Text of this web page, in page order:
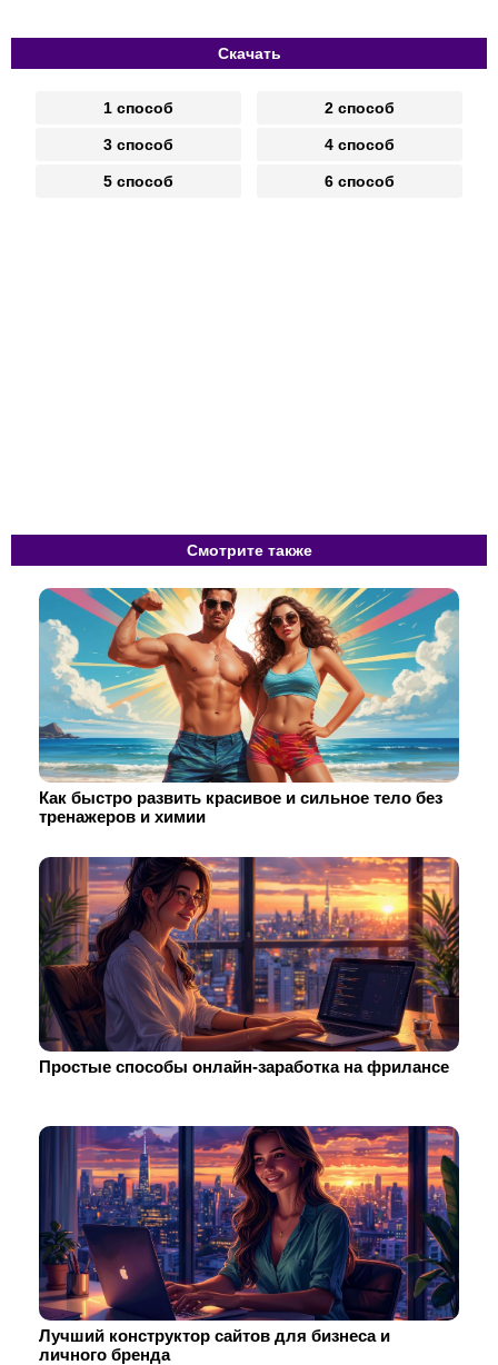
Скачать
1 способ 2 способ
3 способ 4 способ
5 способ 6 способ
Смотрите также
Как быстро развить красивое и сильное тело без
тренажеров и химии
Простые способы онлайн-заработка на фрилансе
Лучший конструктор сайтов для бизнеса и
личного бренда